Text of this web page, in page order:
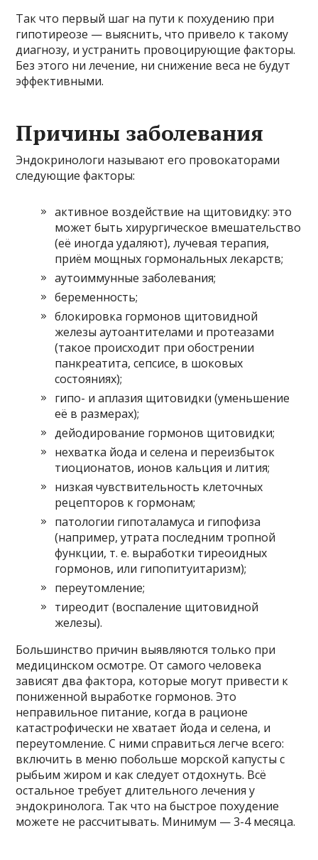
Так что первый шаг на пути к похудению при
гипотиреозе — выяснить, что привело к такому
диагнозу, и устранить провоцирующие факторы.
Без этого ни лечение, ни снижение веса не будут
эффективными.
Причины заболевания
Эндокринологи называют его провокаторами
следующие факторы:
активное воздействие на щитовидку: это
может быть хирургическое вмешательство
(её иногда удаляют), лучевая терапия,
приём мощных гормональных лекарств;
аутоиммунные заболевания;
беременность;
блокировка гормонов щитовидной
железы аутоантителами и протеазами
(такое происходит при обострении
панкреатита, сепсисе, в шоковых
состояниях);
гипо- и аплазия щитовидки (уменьшение
её в размерах);
дейодирование гормонов щитовидки;
нехватка йода и селена и переизбыток
тиоционатов, ионов кальция и лития;
низкая чувствительность клеточных
рецепторов к гормонам;
патологии гипоталамуса и гипофиза
(например, утрата последним тропной
функции, т. е. выработки тиреоидных
гормонов, или гипопитуитаризм);
переутомление;
тиреодит (воспаление щитовидной
железы).
Большинство причин выявляются только при
медицинском осмотре. От самого человека
зависят два фактора, которые могут привести к
пониженной выработке гормонов. Это
неправильное питание, когда в рационе
катастрофически не хватает йода и селена, и
переутомление. С ними справиться легче всего:
включить в меню побольше морской капусты с
рыбьим жиром и как следует отдохнуть. Всё
остальное требует длительного лечения у
эндокринолога. Так что на быстрое похудение
можете не рассчитывать. Минимум — 3-4 месяца.